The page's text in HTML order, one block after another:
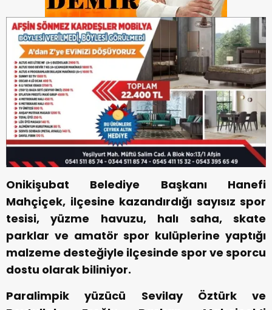
Onikişubat Belediye Başkanı Hanefi
Mahçiçek, ilçesine kazandırdığı sayısız spor
tesisi, yüzme havuzu, halı saha, skate
parklar ve amatör spor kulüplerine yaptığı
malzeme desteğiyle ilçesinde spor ve sporcu
dostu olarak biliniyor.
Paralimpik yüzücü Sevilay Öztürk ve